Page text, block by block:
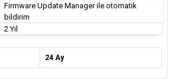
Firmware Update Manager ile otomatik
bildirim
2 Yıl
24 Ay